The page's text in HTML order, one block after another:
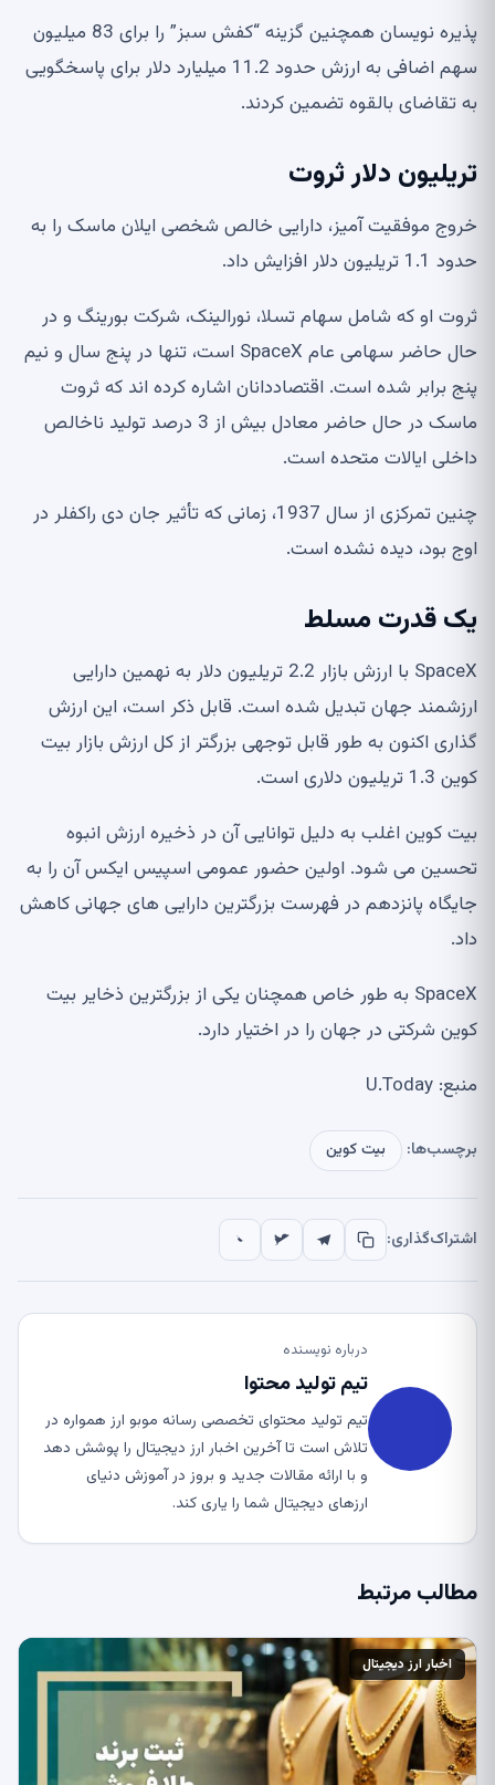
پذیره نویسان همچنین گزینه “کفش سبز” را برای 83 میلیون
سهم اضافی به ارزش حدود 11.2 میلیارد دلار برای پاسخگویی
به تقاضای بالقوه تضمین کردند.
تریلیون دلار ثروت
خروج موفقیت آمیز، دارایی خالص شخصی ایلان ماسک را به
حدود 1.1 تریلیون دلار افزایش داد.
ثروت او که شامل سهام تسلا، نورالینک، شرکت بورینگ و در
حال حاضر سهامی عام SpaceX است، تنها در پنج سال و نیم
پنج برابر شده است. اقتصاددانان اشاره کرده اند که ثروت
ماسک در حال حاضر معادل بیش از 3 درصد تولید ناخالص
داخلی ایالات متحده است.
چنین تمرکزی از سال 1937، زمانی که تأثیر جان دی راکفلر در
اوج بود، دیده نشده است.
یک قدرت مسلط
SpaceX با ارزش بازار 2.2 تریلیون دلار به نهمین دارایی
ارزشمند جهان تبدیل شده است. قابل ذکر است، این ارزش
گذاری اکنون به طور قابل توجهی بزرگتر از کل ارزش بازار بیت
کوین 1.3 تریلیون دلاری است.
بیت کوین اغلب به دلیل توانایی آن در ذخیره ارزش انبوه
تحسین می شود. اولین حضور عمومی اسپیس ایکس آن را به
جایگاه پانزدهم در فهرست بزرگترین دارایی های جهانی کاهش
داد.
SpaceX به طور خاص همچنان یکی از بزرگترین ذخایر بیت
کوین شرکتی در جهان را در اختیار دارد.
منبع: U.Today
برچسب‌ها: بیت کوین
اشتراک‌گذاری:
درباره نویسنده
تیم تولید محتوا
تیم تولید محتوای تخصصی رسانه موبو ارز همواره در
تلاش است تا آخرین اخبار ارز دیجیتال را پوشش دهد
و با ارائه مقالات جدید و بروز در آموزش دنیای
ارزهای دیجیتال شما را یاری کند.
مطالب مرتبط
اخبار ارز دیجیتال